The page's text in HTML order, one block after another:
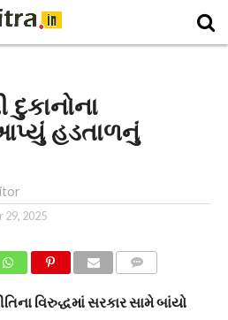
હડતાળનું
29, 2025
વિરુદ્ધમાં સરકાર સામે બાંયો